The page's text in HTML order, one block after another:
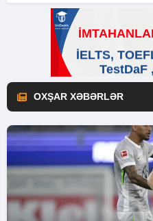
OXŞAR XƏBƏRLƏR